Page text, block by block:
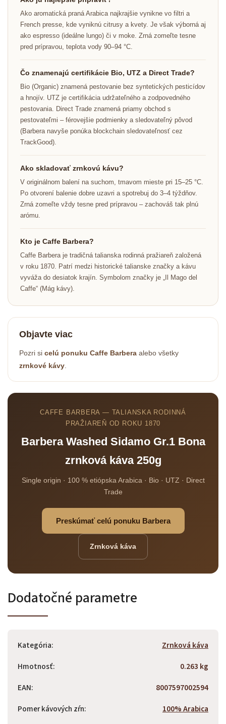
Ako aromatická praná Arabica najkrajšie vynikne vo filtri a
French presse, kde vyniknú citrusy a kvety. Je však výborná aj
ako espresso (ideálne lungo) či v moke. Zrná zomeľte tesne
pred prípravou, teplota vody 90–94 °C.
Čo znamenajú certifikácie Bio, UTZ a Direct Trade?
Bio (Organic) znamená pestovanie bez syntetických pesticídov
a hnojív. UTZ je certifikácia udržateľného a zodpovedného
pestovania. Direct Trade znamená priamy obchod s
pestovateľmi – férovejšie podmienky a sledovateľný pôvod
(Barbera navyše ponúka blockchain sledovateľnosť cez
TrackGood).
Ako skladovať zrnkovú kávu?
V originálnom balení na suchom, tmavom mieste pri 15–25 °C.
Po otvorení balenie dobre uzavri a spotrebuj do 3–4 týždňov.
Zrná zomeľte vždy tesne pred prípravou – zachováš tak plnú
arómu.
Kto je Caffe Barbera?
Caffe Barbera je tradičná talianska rodinná pražiareň založená
v roku 1870. Patrí medzi historické talianske značky a kávu
vyváža do desiatok krajín. Symbolom značky je „Il Mago del
Caffe“ (Mág kávy).
Objavte viac
Pozri si celú ponuku Caffe Barbera alebo všetky
zrnkové kávy.
CAFFE BARBERA — TALIANSKA RODINNÁ
PRAŽIAREŇ OD ROKU 1870
Barbera Washed Sidamo Gr.1 Bona
zrnková káva 250g
Single origin · 100 % etiópska Arabica · Bio · UTZ · Direct
Trade
Preskúmať celú ponuku Barbera
Zrnková káva
Dodatočné parametre
Kategória:
Zrnková káva
Hmotnosť:
0.263 kg
EAN:
8007597002594
Pomer kávových zŕn:
100% Arabica
Odoslať
Powered by chaterimo